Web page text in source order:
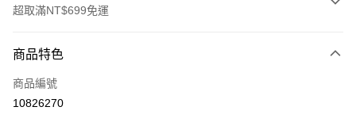
超取滿NT$699免運
信用卡一次付款
超商取貨付款
商品特色
商品編號
10826270